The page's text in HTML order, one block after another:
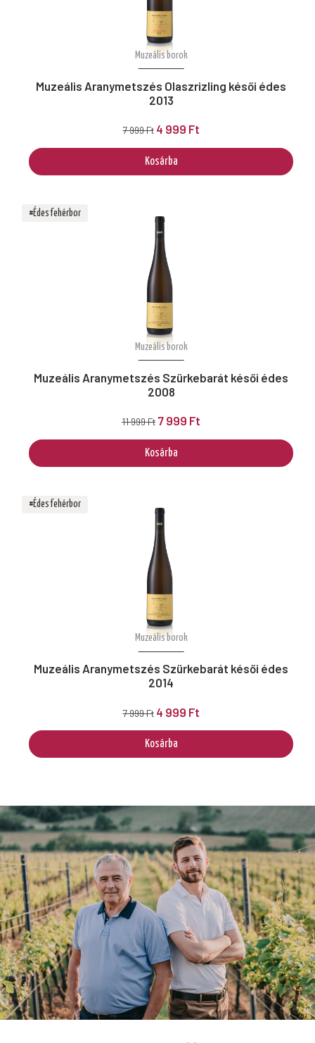
Muzeális borok
Muzeális Aranymetszés Olaszrizling késői édes
2013
7 999 Ft 4 999 Ft
Kosárba
Muzeális borok
Muzeális Aranymetszés Szürkebarát késői édes
2008
11 999 Ft 7 999 Ft
Kosárba
#Édes fehérbor
Muzeális borok
Muzeális Aranymetszés Szürkebarát késői édes
2014
7 999 Ft 4 999 Ft
Kosárba
#Édes fehérbor